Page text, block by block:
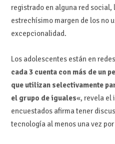
registrado en alguna red social,
estrechísimo margen de los no
excepcionalidad.
Los adolescentes están en
cada 3 cuenta con más de un
que utilizan selectivamente
el grupo de iguales«, revela el
encuestados afirma tener
tecnología al menos una vez